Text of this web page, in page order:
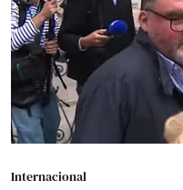
Internacional